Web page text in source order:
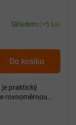
Skladem (>5 ks)
Do košíku
je praktický
rovnoměrnou